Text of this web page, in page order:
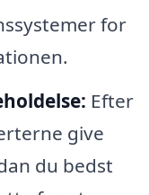
for
Efter
give
du bedst